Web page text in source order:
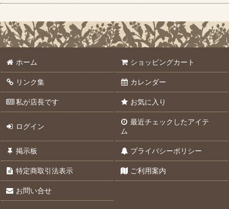
ホーム ショッピングカート
リンク集 カレンダー
私が店長です お気に入り
ログイン
最近チェックしたアイテ
ム
掲示板 プライバシーポリシー
特定商取引法表示 ご利用案内
お問い合せ